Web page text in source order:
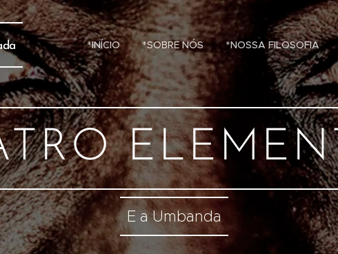
*INÍCIO *SOBRE NÓS *NOSSA FILOSOFIA
E a Umbanda